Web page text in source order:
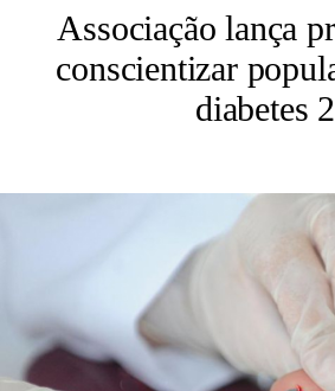
Associação lança
conscientizar
diabetes 2